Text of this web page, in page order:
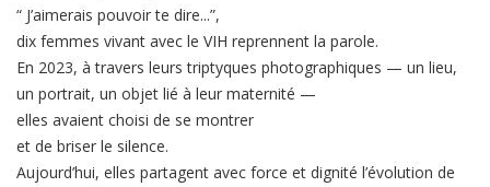
“ J’aimerais pouvoir te dire...”,
dix femmes vivant avec le VIH reprennent la parole.
En 2023, à travers leurs triptyques photographiques — un lieu,
un portrait, un objet lié à leur maternité —
elles avaient choisi de se montrer
et de briser le silence.
Aujourd’hui, elles partagent avec force et dignité l’évolution de